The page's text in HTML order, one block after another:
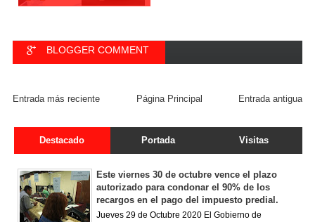
BLOGGER COMMENT
Entrada más reciente Entrada antigua
Página Principal
Destacado Portada Visitas
Este viernes 30 de octubre vence el plazo
autorizado para condonar el 90% de los
recargos en el pago del impuesto predial.
Jueves 29 de Octubre 2020 El Gobierno de